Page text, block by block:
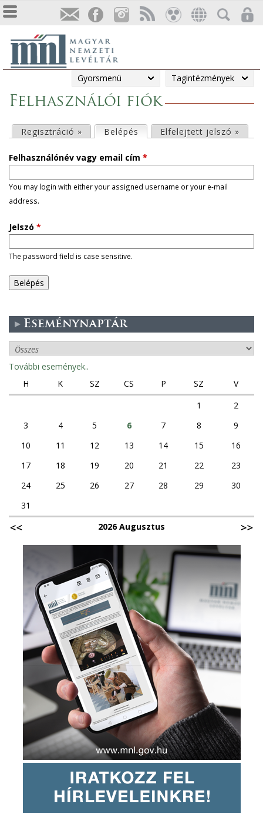
Gyorsmenü Tagintézmények
Felhasználói fiók
l
s
ő
d
l
e
e
s
Regisztráció » Belépés (aktív fül)Elfelejtett jelszó »
Felhasználónév vagy email cím *
You may login with either your assigned username or your e-mail
address.
Jelszó *
The password field is case sensitive.
Eseménynaptár
További események..
H
K SZ CS P SZ
V
1
2
3
4 5 6 7 8
9
10
11 12 13 14 15
16
17
18 19 20 21 22
23
24
25 26 27 28 29
30
31
2026 Augusztus